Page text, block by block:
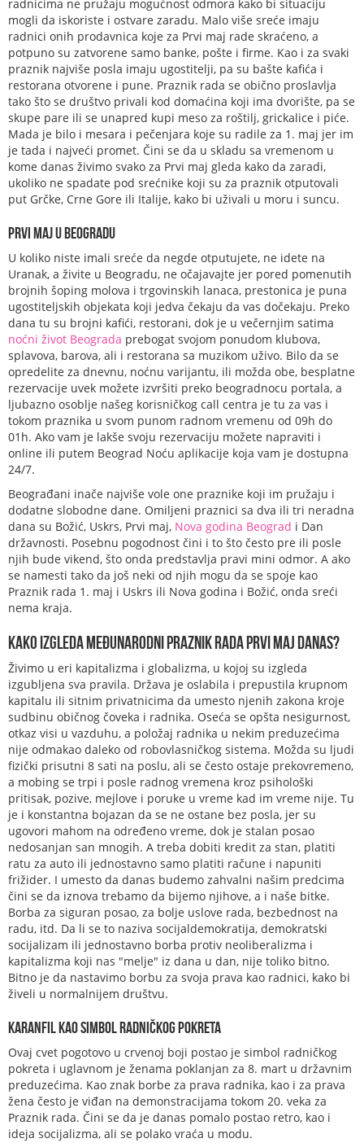
radnicima ne pružaju mogućnost odmora kako bi situaciju
mogli da iskoriste i ostvare zaradu. Malo više sreće imaju
radnici onih prodavnica koje za Prvi maj rade skraćeno, a
potpuno su zatvorene samo banke, pošte i firme. Kao i za svaki
praznik najviše posla imaju ugostitelji, pa su bašte kafića i
restorana otvorene i pune. Praznik rada se obično proslavlja
tako što se društvo privali kod domaćina koji ima dvorište, pa se
skupe pare ili se unapred kupi meso za roštilj, grickalice i piće.
Mada je bilo i mesara i pečenjara koje su radile za 1. maj jer im
je tada i najveći promet. Čini se da u skladu sa vremenom u
kome danas živimo svako za Prvi maj gleda kako da zaradi,
ukoliko ne spadate pod srećnike koji su za praznik otputovali
put Grčke, Crne Gore ili Italije, kako bi uživali u moru i suncu.
Prvi maj u Beogradu
U koliko niste imali sreće da negde otputujete, ne idete na
Uranak, a živite u Beogradu, ne očajavajte jer pored pomenutih
brojnih šoping molova i trgovinskih lanaca, prestonica je puna
ugostiteljskih objekata koji jedva čekaju da vas dočekaju. Preko
dana tu su brojni kafići, restorani, dok je u večernjim satima
noćni život Beograda prebogat svojom ponudom klubova,
splavova, barova, ali i restorana sa muzikom uživo. Bilo da se
opredelite za dnevnu, noćnu varijantu, ili možda obe, besplatne
rezervacije uvek možete izvršiti preko beogradnocu portala, a
ljubazno osoblje našeg korisničkog call centra je tu za vas i
tokom praznika u svom punom radnom vremenu od 09h do
01h. Ako vam je lakše svoju rezervaciju možete napraviti i
online ili putem Beograd Noću aplikacije koja vam je dostupna
24/7.
Beograđani inače najviše vole one praznike koji im pružaju i
dodatne slobodne dane. Omiljeni praznici sa dva ili tri neradna
dana su Božić, Uskrs, Prvi maj, Nova godina Beograd i Dan
državnosti. Posebnu pogodnost čini i to što često pre ili posle
njih bude vikend, što onda predstavlja pravi mini odmor. A ako
se namesti tako da još neki od njih mogu da se spoje kao
Praznik rada 1. maj i Uskrs ili Nova godina i Božić, onda sreći
nema kraja.
Kako izgleda Međunarodni praznik rada Prvi maj danas?
Živimo u eri kapitalizma i globalizma, u kojoj su izgleda
izgubljena sva pravila. Država je oslabila i prepustila krupnom
kapitalu ili sitnim privatnicima da umesto njenih zakona kroje
sudbinu običnog čoveka i radnika. Oseća se opšta nesigurnost,
otkaz visi u vazduhu, a položaj radnika u nekim preduzećima
nije odmakao daleko od robovlasničkog sistema. Možda su ljudi
fizički prisutni 8 sati na poslu, ali se često ostaje prekovremeno,
a mobing se trpi i posle radnog vremena kroz psihološki
pritisak, pozive, mejlove i poruke u vreme kad im vreme nije. Tu
je i konstantna bojazan da se ne ostane bez posla, jer su
ugovori mahom na određeno vreme, dok je stalan posao
nedosanjan san mnogih. A treba dobiti kredit za stan, platiti
ratu za auto ili jednostavno samo platiti račune i napuniti
frižider. I umesto da danas budemo zahvalni našim predcima
čini se da iznova trebamo da bijemo njihove, a i naše bitke.
Borba za siguran posao, za bolje uslove rada, bezbednost na
radu, itd. Da li se to naziva socijaldemokratija, demokratski
socijalizam ili jednostavno borba protiv neoliberalizma i
kapitalizma koji nas "melje" iz dana u dan, nije toliko bitno.
Bitno je da nastavimo borbu za svoja prava kao radnici, kako bi
živeli u normalnijem društvu.
Karanfil kao simbol radničkog pokreta
Ovaj cvet pogotovo u crvenoj boji postao je simbol radničkog
pokreta i uglavnom je ženama poklanjan za 8. mart u državnim
preduzećima. Kao znak borbe za prava radnika, kao i za prava
žena često je viđan na demonstracijama tokom 20. veka za
Praznik rada. Čini se da je danas pomalo postao retro, kao i
ideja socijalizma, ali se polako vraća u modu.